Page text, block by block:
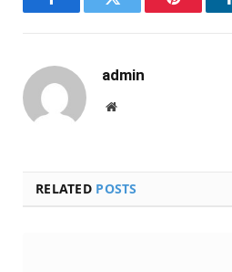
FacebookTwitter Pinterest
admin
Website
RELATED POSTS